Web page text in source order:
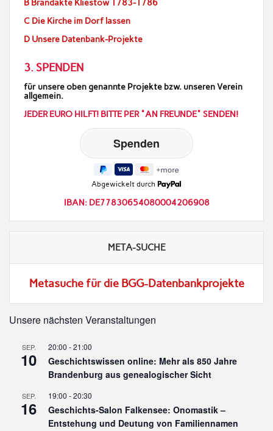
B Brandakte Kliestow 1783-1786
C Die Kirche im Dorf lassen
D Unsere Datenbank-Projekte
3. SPENDEN
für unsere oben genannte Projekte bzw. unseren Verein
allgemein.
JEDER EURO HILFT! BITTE PER "AN FREUNDE" SENDEN!
Abgewickelt durch
IBAN: DE77830654080004206908
META-SUCHE
Metasuche für die BGG-Datenbankprojekte
Unsere nächsten Veranstaltungen
SEP.
10
20:00 -21:00
Geschichtswissen online: Mehr als 850 Jahre
Brandenburg aus genealogischer Sicht
SEP.
16
19:00 -20:30
Geschichts-Salon Falkensee: Onomastik –
Entstehung und Deutung von Familiennamen